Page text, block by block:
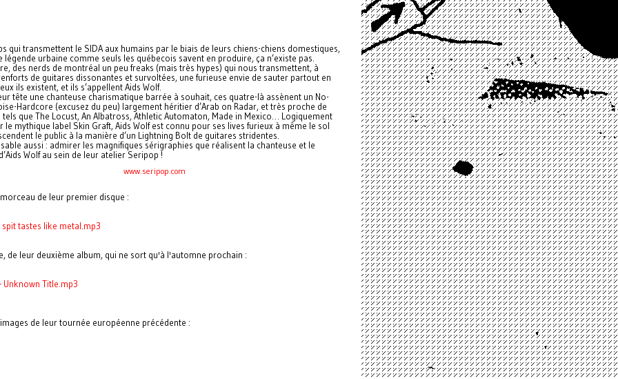
qui transmettent le SIDA aux humains par le biais de leurs chiens-chiens domestiques,
légende urbaine comme seuls les québecois savent en produire, ça n’existe pas.
des nerds de montréal un peu freaks (mais très hypes) qui nous transmettent, à
de guitares dissonantes et survoltées, une furieuse envie de sauter partout en
ils existent, et ils s’appellent Aids Wolf.
tête une chanteuse charismatique barrée à souhait, ces quatre-là assènent un No-
Hardcore (excusez du peu) largement héritier d’Arab on Radar, et très proche de
tels que The Locust, An Albatross, Athletic Automaton, Made in Mexico… Logiquement
le mythique label Skin Graft, Aids Wolf est connu pour ses lives furieux à même le sol
le public à la manière d’un Lightning Bolt de guitares stridentes.
aussi : admirer les magnifiques sérigraphies que réalisent la chanteuse et le
Wolf au sein de leur atelier Seripop !
www.seripop.com
de leur premier disque :
spit tastes like metal.mp3
de leur deuxième album, qui ne sort qu'à l'automne prochain :
Unknown Title.mp3
de leur tournée européenne précédente :